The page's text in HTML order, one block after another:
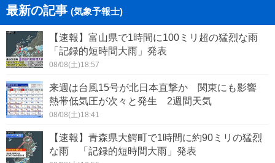
最新の記事 (気象予報士)
【速報】富山県で1時間に100ミリ超の猛烈な雨
「記録的短時間大雨」発表
08/08(土)18:57
来週は台風15号が北日本直撃か 関東にも影響
熱帯低気圧が次々と発生 2週間天気
08/08(土)18:41
【速報】青森県大鰐町で1時間に約90ミリの猛烈
な雨 「記録的短時間大雨」発表